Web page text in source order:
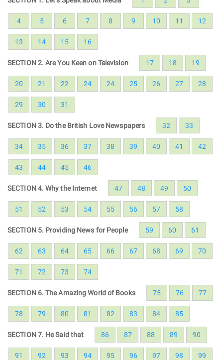
4 5 6 7 8 9 10 11 12
13 14 15 16
SECTION 2. Are You Keen on Television 17 18 19
20 21 22 24 24 25 26 27 28
29 30 31
SECTION 3. Do the British Love Newspapers 32 33
34 35 36 37 38 39 40 41 42
43 44 45 46
SECTION 4. Why the Internet 47 48 49 50
51 52 53 54 55 56 57 58
SECTION 5. Providing News for People 59 60 61
62 63 64 65 66 67 68 69 70
71 72 73 74
SECTION 6. The Amazing World of Books 75 76 77
78 79 80 81 82 83 84 85
SECTION 7. He Said that 86 87 88 89 90
91 92 93 94 95 96 97 98 99